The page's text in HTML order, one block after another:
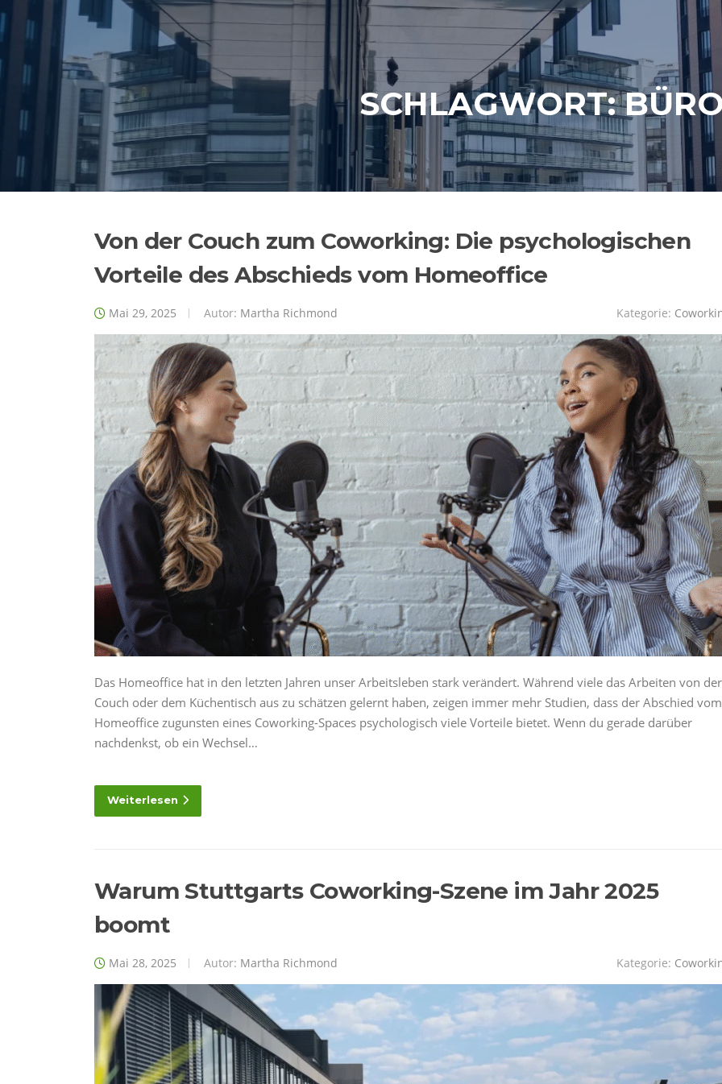
Zum
Inhalt
SCHLAGWORT:
Von der Couch zum Coworking: Die psychologischen
Vorteile des Abschieds vom Homeoffice
Mai 29, 2025 Autor: Martha Richmond Kategorie:
Das Homeoffice hat in den letzten Jahren unser Arbeitsleben stark verändert. Während viele das Arbeiten von der
Couch oder dem Küchentisch aus zu schätzen gelernt haben, zeigen immer mehr Studien, dass der Abschied vom
Homeoffice zugunsten eines Coworking-Spaces psychologisch viele Vorteile bietet. Wenn du gerade darüber
nachdenkst, ob ein Wechsel…
Weiterlesen
Warum Stuttgarts Coworking-Szene im Jahr 2025
boomt
Mai 28, 2025 Autor: Martha Richmond Kategorie: